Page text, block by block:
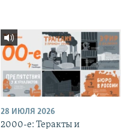
28 ИЮЛЯ 2026
2000-е: Теракты и